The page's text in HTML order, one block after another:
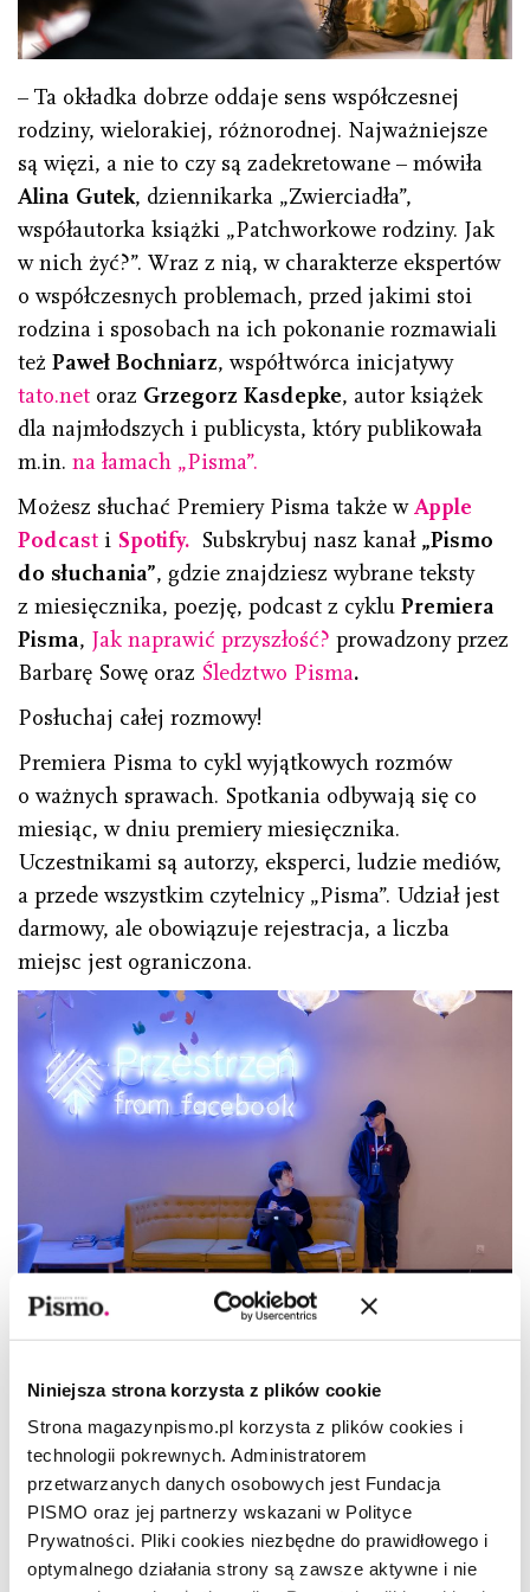
Niniejsza strona korzysta z plików cookie
Strona magazynpismo.pl korzysta z plików cookies i
technologii pokrewnych. Administratorem
przetwarzanych danych osobowych jest Fundacja
PISMO oraz jej partnerzy wskazani w Polityce
Prywatności. Pliki cookies niezbędne do prawidłowego i
optymalnego działania strony są zawsze aktywne i nie
– Ta okładka dobrze oddaje sens współczesnej
rodziny, wielorakiej, różnorodnej. Najważniejsze
są więzi, a nie to czy są zadekretowane – mówiła
Alina Gutek, dziennikarka „Zwierciadła”,
współautorka książki „Patchworkowe rodziny. Jak
w nich żyć?”. Wraz z nią, w charakterze ekspertów
o współczesnych problemach, przed jakimi stoi
rodzina i sposobach na ich pokonanie rozmawiali
też Paweł Bochniarz, współtwórca inicjatywy
tato.net oraz Grzegorz Kasdepke, autor książek
dla najmłodszych i publicysta, który publikowała
m.in. na łamach „Pisma”.
Możesz słuchać Premiery Pisma także wApple
Podcast i Spotify. Subskrybuj nasz kanał„Pismo
do słuchania”, gdzie znajdziesz wybrane teksty
z miesięcznika, poezję, podcast z cyklu Premiera
Pisma, Jak naprawić przyszłość? prowadzony przez
Barbarę Sowę oraz Śledztwo Pisma.
Posłuchaj całej rozmowy!
Premiera Pisma to cykl wyjątkowych rozmów
o ważnych sprawach. Spotkania odbywają się co
miesiąc, w dniu premiery miesięcznika.
Uczestnikami są autorzy, eksperci, ludzie mediów,
a przede wszystkim czytelnicy „Pisma”. Udział jest
darmowy, ale obowiązuje rejestracja, a liczba
miejsc jest ograniczona.
i rejestracji w ciągu najbliższych dni znajdziesz
TUTAJ
Rozmowa została nagrana w czasie wieczornej
debaty zorganizowanej 12 września wPrzestrzeni
from Facebookw Warszawie. Partnerem Premiery
Pisma jest kancelariaCMS, podcast powstał przy